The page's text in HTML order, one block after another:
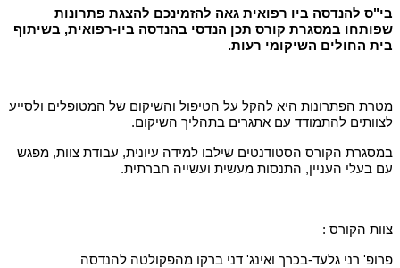
בי"ס להנדסה ביו רפואית גאה להזמינכם להצגת פתרונות
שפותחו במסגרת קורס תכן הנדסי בהנדסה ביו-רפואית, בשיתוף
בית החולים השיקומי רעות.
מטרת הפתרונות היא להקל על הטיפול והשיקום של המטופלים ולסייע
לצוותים להתמודד עם אתגרים בתהליך השיקום.
במסגרת הקורס הסטודנטים שילבו למידה עיונית, עבודת צוות, מפגש
עם בעלי העניין, התנסות מעשית ועשייה חברתית.
צוות הקורס :
פרופ' רני גלעד-בכרך ואינג' דני ברקו מהפקולטה להנדסה